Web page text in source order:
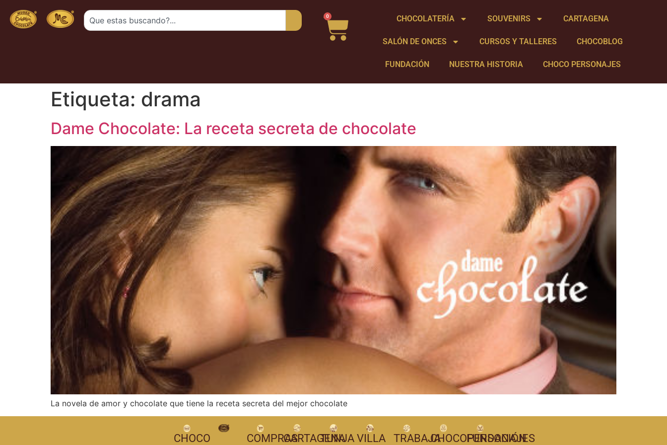
0 CHOCOLATERÍA SOUVENIRS CARTAGENA
SALÓN DE ONCES CURSOS Y TALLERES CHOCOBLOG
FUNDACIÓN NUESTRA HISTORIA CHOCO PERSONAJES
Etiqueta: drama
Dame Chocolate: La receta secreta de chocolate
La novela de amor y chocolate que tiene la receta secreta del mejor chocolate
CHOCO
COMPRASCARTAGENA
TUNJA VILLA
TRABAJACHOCOPERSONAJES
FUNDACIÓN